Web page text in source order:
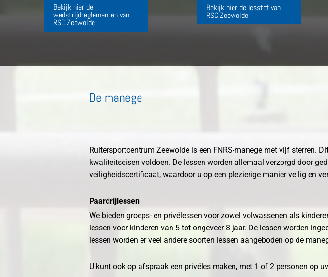
Bekijk hier de
wedstrijdreglementen van
RSC Zeewolde
Bekijk hier de lesstof van
RSC Zeewolde
De manege
Ruitersportcentrum Zeewolde is een FNRS-manege met vijf sterren.
kwaliteitseisen voldoen. De lessen worden allemaal verzorgd door
veiligheidscertificaat, waardoor u op een plezierige manier veilig en
Paardrijlessen
We bieden groeps- en privélessen voor zowel volwassenen als
lessen voor kinderen van 5 tot ongeveer 8 jaar. De lessen worden
lessen worden er veel andere soorten lessen aangeboden op de
U kunt ook op afspraak een privéles maken, met 1 of 2 personen op